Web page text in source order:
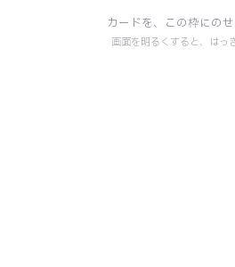
カードを、この枠にの
画面を明るくすると、はっ
カードを枠に重ねてください。